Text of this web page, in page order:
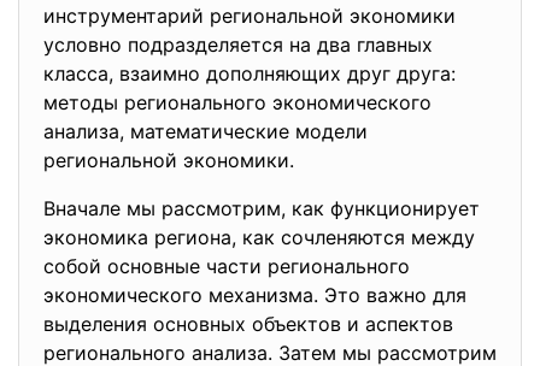
инструментарий региональной экономики
условно подразделяется на два главных
класса, взаимно дополняющих друг друга:
методы регионального экономического
анализа, математические модели
региональной экономики.
Вначале мы рассмотрим, как функционирует
экономика региона, как сочленяются между
собой основные части регионального
экономического механизма. Это важно для
выделения основных объектов и аспектов
регионального анализа. Затем мы рассмотрим